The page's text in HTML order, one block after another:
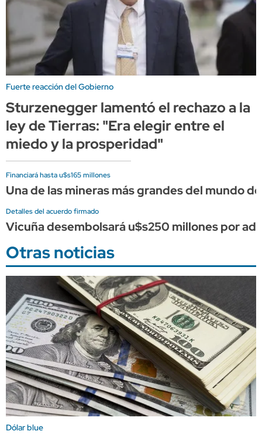
Fuerte reacción del Gobierno
Sturzenegger lamentó el rechazo a la
ley de Tierras: "Era elegir entre el
miedo y la prosperidad"
Financiará hasta u$s165 millones
Una de las mineras más grandes del mundo
Detalles del acuerdo firmado
Vicuña desembolsará u$s250 millones por
Otras noticias
Dólar blue